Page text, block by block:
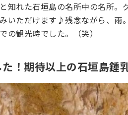
知れた石垣島の名所中の名所。
いただけます♪残念ながら、雨
の観光時でした。（笑）
！期待以上の石垣島鍾